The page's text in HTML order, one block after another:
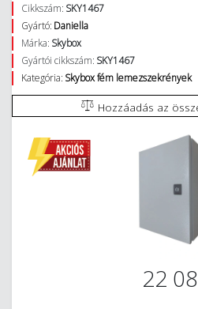
Cikkszám: SKY1467
Gyártó: Daniella
Márka: Skybox
Gyártói cikkszám: SKY1467
Kategória: Skybox fém lemezszekrények
Hozzáadás az
22